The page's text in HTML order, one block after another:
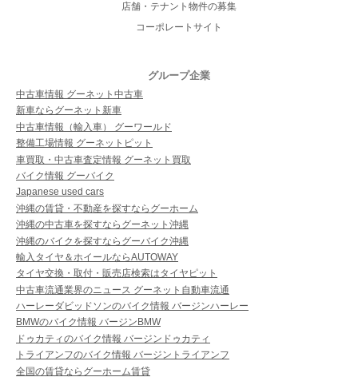
店舗・テナント物件の募集
コーポレートサイト
グループ企業
中古車情報 グーネット中古車
新車ならグーネット新車
中古車情報（輸入車） グーワールド
整備工場情報 グーネットピット
車買取・中古車査定情報 グーネット買取
バイク情報 グーバイク
Japanese used cars
沖縄の賃貸・不動産を探すならグーホーム
沖縄の中古車を探すならグーネット沖縄
沖縄のバイクを探すならグーバイク沖縄
輸入タイヤ＆ホイールならAUTOWAY
タイヤ交換・取付・販売店検索はタイヤピット
中古車流通業界のニュース グーネット自動車流通
ハーレーダビッドソンのバイク情報 バージンハーレー
BMWのバイク情報 バージンBMW
ドゥカティのバイク情報 バージンドゥカティ
トライアンフのバイク情報 バージントライアンフ
全国の賃貸ならグーホーム賃貸